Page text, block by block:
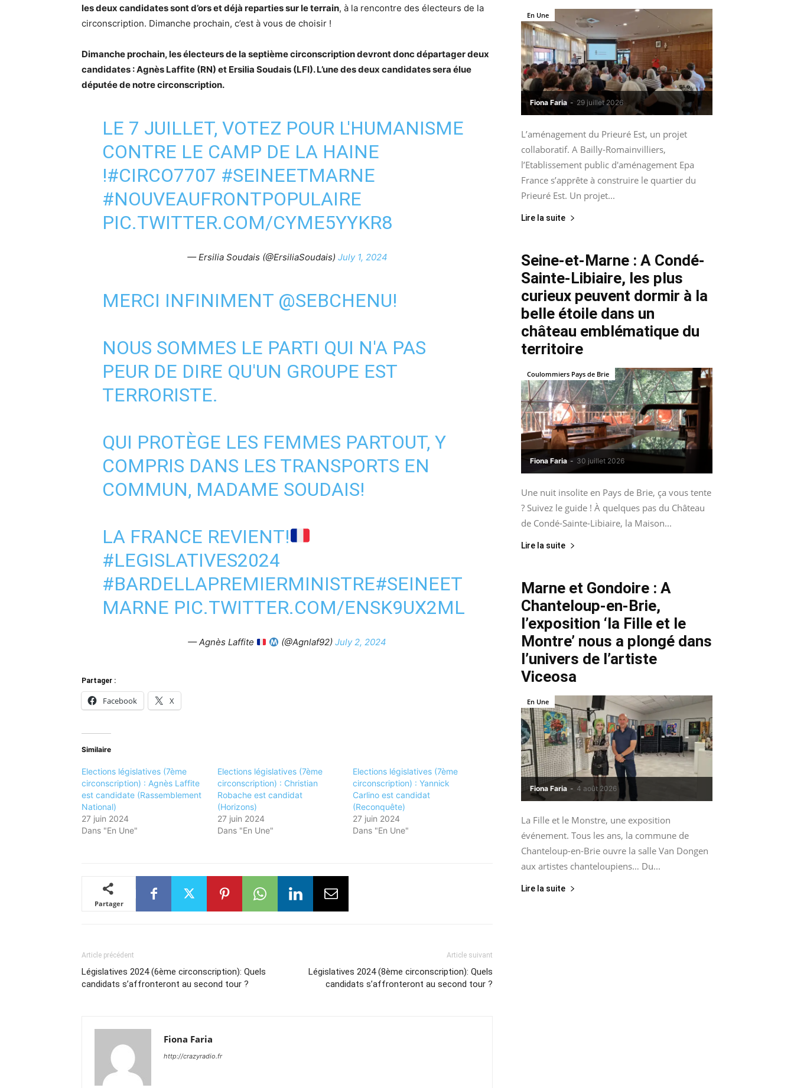
les deux candidates sont d’ors et déjà reparties sur le terrain, à la rencontre des électeurs de la
circonscription. Dimanche prochain, c’est à vous de choisir !
Dimanche prochain, les électeurs de la septième circonscription devront donc départager deux
candidates : Agnès Laffite (RN) et Ersilia Soudais (LFI). L’une des deux candidates sera élue
députée de notre circonscription.
LE 7 JUILLET, VOTEZ POUR L'HUMANISME
CONTRE LE CAMP DE LA HAINE
!#CIRCO7707 #SEINEETMARNE
#NOUVEAUFRONTPOPULAIRE
PIC.TWITTER.COM/CYME5YYKR8
— Ersilia Soudais (@ErsiliaSoudais) July 1, 2024
MERCI INFINIMENT @SEBCHENU!
NOUS SOMMES LE PARTI QUI N'A PAS
PEUR DE DIRE QU'UN GROUPE EST
TERRORISTE.
QUI PROTÈGE LES FEMMES PARTOUT, Y
COMPRIS DANS LES TRANSPORTS EN
COMMUN, MADAME SOUDAIS!
LA FRANCE REVIENT!
#LEGISLATIVES2024
#BARDELLAPREMIERMINISTRE#SEINEET
MARNE PIC.TWITTER.COM/ENSK9UX2ML
— Agnès Laffite (@Agnlaf92)July 2, 2024
Partager :
Facebook X
Similaire
Elections législatives (7ème
circonscription) : Agnès Laffite
est candidate (Rassemblement
National)
27 juin 2024
Dans "En Une"
Elections législatives (7ème
circonscription) : Christian
Robache est candidat
(Horizons)
27 juin 2024
Dans "En Une"
Elections législatives (7ème
circonscription) : Yannick
Carlino est candidat
(Reconquête)
27 juin 2024
Dans "En Une"
Partager
Article précédent
Législatives 2024 (6ème circonscription): Quels
candidats s’affronteront au second tour ?
Article suivant
Législatives 2024 (8ème circonscription): Quels
candidats s’affronteront au second tour ?
Fiona Faria
http://crazyradio.fr
Fiona Faria - 29 juillet 2026
En Une
L’aménagement du Prieuré Est, un projet
collaboratif. A Bailly-Romainvilliers,
l’Etablissement public d'aménagement Epa
France s’apprête à construire le quartier du
Prieuré Est. Un projet...
Lire la suite
Seine-et-Marne : A Condé-
Sainte-Libiaire, les plus
curieux peuvent dormir à la
belle étoile dans un
château emblématique du
territoire
Fiona Faria - 30 juillet 2026
Coulommiers Pays de Brie
Une nuit insolite en Pays de Brie, ça vous tente
? Suivez le guide ! À quelques pas du Château
de Condé-Sainte-Libiaire, la Maison...
Lire la suite
Marne et Gondoire : A
Chanteloup-en-Brie,
l’exposition ‘la Fille et le
Montre’ nous a plongé dans
l’univers de l’artiste
Viceosa
Fiona Faria - 4 août 2026
En Une
La Fille et le Monstre, une exposition
événement. Tous les ans, la commune de
Chanteloup-en-Brie ouvre la salle Van Dongen
aux artistes chanteloupiens… Du...
Lire la suite